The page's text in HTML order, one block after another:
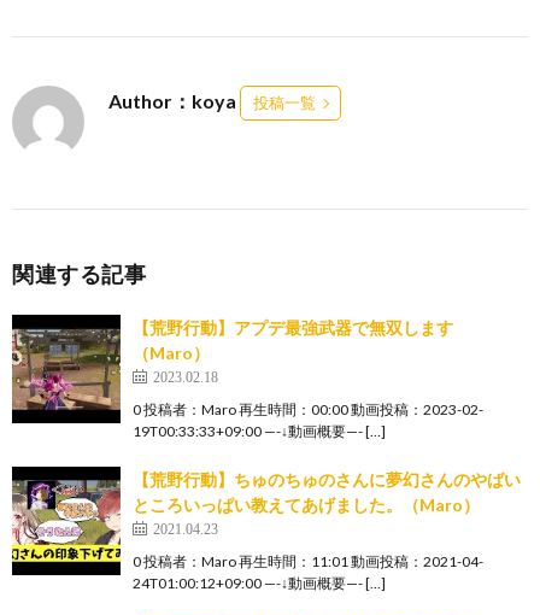
Author：koya 投稿一覧
関連する記事
【荒野行動】アプデ最強武器で無双します
（Maro）
2023.02.18
0 投稿者：Maro 再生時間：00:00 動画投稿：2023-02-
19T00:33:33+09:00 —-↓動画概要—- […]
【荒野行動】ちゅのちゅのさんに夢幻さんのやばい
ところいっぱい教えてあげました。（Maro）
2021.04.23
0 投稿者：Maro 再生時間：11:01 動画投稿：2021-04-
24T01:00:12+09:00 —-↓動画概要—- […]